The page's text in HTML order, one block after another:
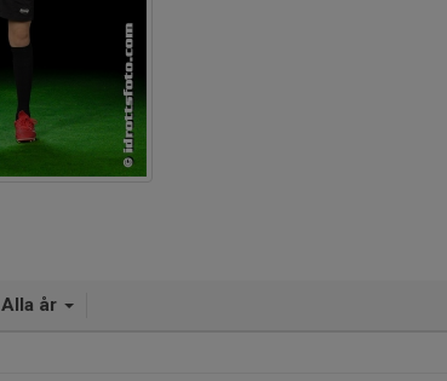
Alla år